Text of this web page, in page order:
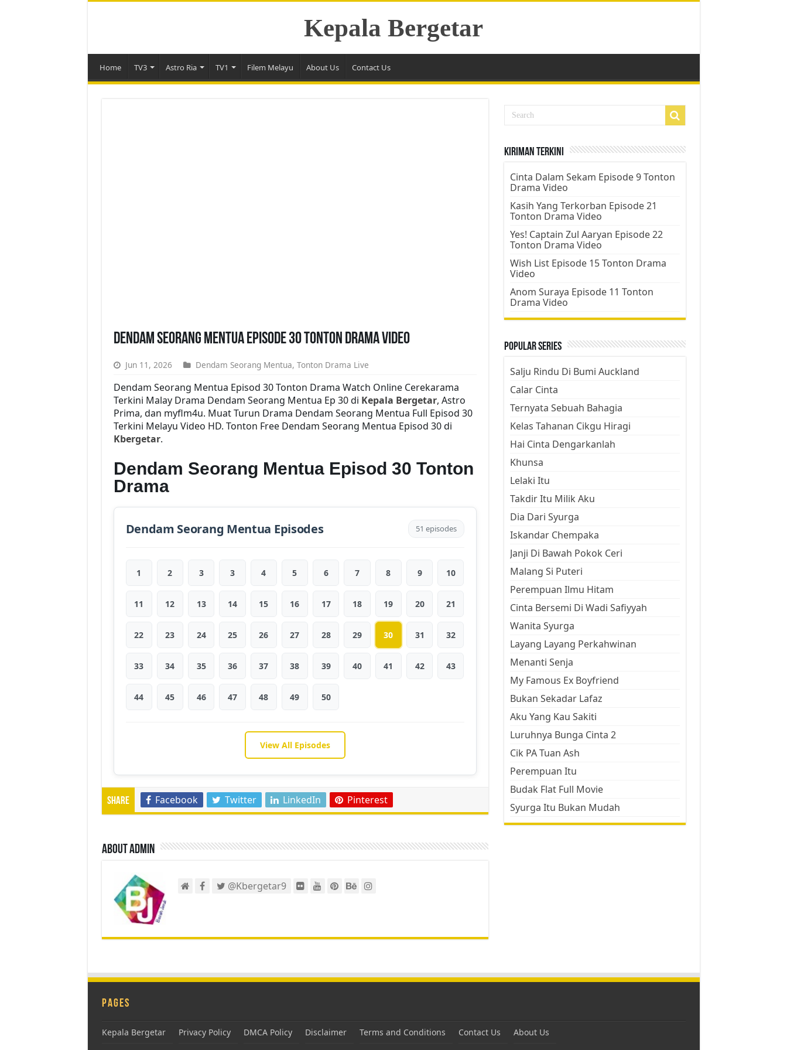
Kepala Bergetar
Home TV3 Astro Ria TV1 Filem Melayu About Us Contact Us
Dendam Seorang Mentua Episode 30 Tonton Drama Video
Jun 11, 2026 Dendam Seorang Mentua, Tonton Drama Live
Dendam Seorang Mentua Episod 30 Tonton Drama Watch Online Cerekarama
Terkini Malay Drama Dendam Seorang Mentua Ep 30 di Kepala Bergetar, Astro
Prima, dan myflm4u. Muat Turun Drama Dendam Seorang Mentua Full Episod 30
Terkini Melayu Video HD. Tonton Free Dendam Seorang Mentua Episod 30 di
Kbergetar.
Dendam Seorang Mentua Episod 30 Tonton
Drama
Dendam Seorang Mentua Episodes 51 episodes
1 2 3 3 4 5 6 7 8 9 10
11 12 13 14 15 16 17 18 19 20 21
22 23 24 25 26 27 28 29 30 31 32
33 34 35 36 37 38 39 40 41 42 43
44 45 46 47 48 49 50
View All Episodes
Share Facebook Twitter LinkedIn Pinterest
About admin
@Kbergetar9
Kiriman Terkini
Cinta Dalam Sekam Episode 9 Tonton
Drama Video
Kasih Yang Terkorban Episode 21
Tonton Drama Video
Yes! Captain Zul Aaryan Episode 22
Tonton Drama Video
Wish List Episode 15 Tonton Drama
Video
Anom Suraya Episode 11 Tonton
Drama Video
Popular Series
Salju Rindu Di Bumi Auckland
Calar Cinta
Ternyata Sebuah Bahagia
Kelas Tahanan Cikgu Hiragi
Hai Cinta Dengarkanlah
Khunsa
Lelaki Itu
Takdir Itu Milik Aku
Dia Dari Syurga
Iskandar Chempaka
Janji Di Bawah Pokok Ceri
Malang Si Puteri
Perempuan Ilmu Hitam
Cinta Bersemi Di Wadi Safiyyah
Wanita Syurga
Layang Layang Perkahwinan
Menanti Senja
My Famous Ex Boyfriend
Bukan Sekadar Lafaz
Aku Yang Kau Sakiti
Luruhnya Bunga Cinta 2
Cik PA Tuan Ash
Perempuan Itu
Budak Flat Full Movie
Syurga Itu Bukan Mudah
Pages
Kepala Bergetar Privacy Policy DMCA Policy Disclaimer Terms and Conditions Contact Us About Us